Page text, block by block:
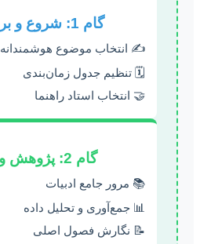
گام 1: شروع و برنامه‌ریزی
✍️ انتخاب موضوع هوشمندانه
🗓️ تنظیم جدول زمان‌بندی
🤝 انتخاب استاد راهنما
گام 2: پژوهش و نگارش
📚 مرور جامع ادبیات
📊 جمع‌آوری و تحلیل داده
📝 نگارش فصول اصلی